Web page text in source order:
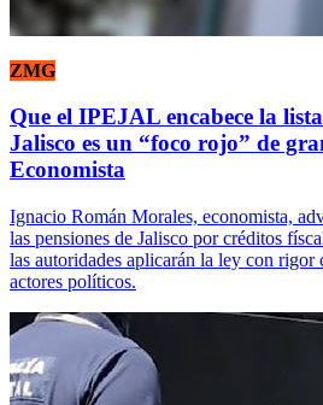
ZMG
Que el IPEJAL encabece la
Jalisco es un “foco rojo” de
Economista
Ignacio Román Morales, economista,
las pensiones de Jalisco por créditos
las autoridades aplicarán la ley con rigor
actores políticos.